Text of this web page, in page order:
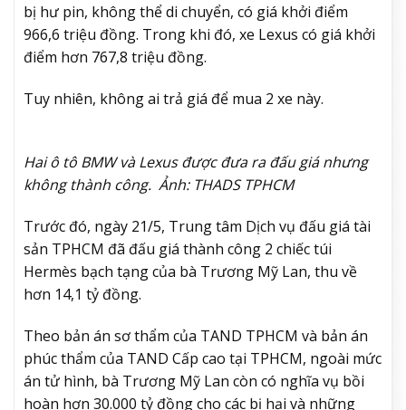
bị hư pin, không thể di chuyển, có giá khởi điểm
966,6 triệu đồng. Trong khi đó, xe Lexus có giá khởi
điểm hơn 767,8 triệu đồng.
Tuy nhiên, không ai trả giá để mua 2 xe này.
Hai ô tô BMW và Lexus được đưa ra đấu giá nhưng
không thành công. Ảnh: THADS TPHCM
Trước đó, ngày 21/5, Trung tâm Dịch vụ đấu giá tài
sản TPHCM đã đấu giá thành công 2 chiếc túi
Hermès bạch tạng của bà Trương Mỹ Lan, thu về
hơn 14,1 tỷ đồng.
Theo bản án sơ thẩm của TAND TPHCM và bản án
phúc thẩm của TAND Cấp cao tại TPHCM, ngoài mức
án tử hình, bà Trương Mỹ Lan còn có nghĩa vụ bồi
hoàn hơn 30.000 tỷ đồng cho các bị hại và những